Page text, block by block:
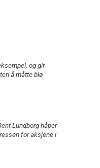
og gir
å måtte blø
Lundborg håper
for aksjene i